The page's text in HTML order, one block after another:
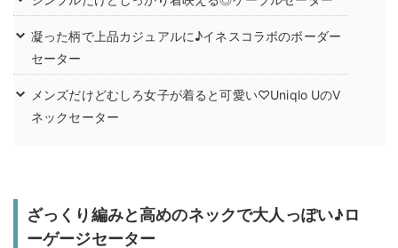
凝った柄で上品カジュアルに♪イネスコラボのボーダー
セーター
メンズだけどむしろ女子が着ると可愛い♡Uniqlo UのV
ネックセーター
ざっくり編みと高めのネックで大人っぽい♪ロ
ーゲージセーター